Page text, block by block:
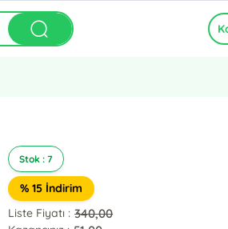
Stok : 7
% 15 İndirim
Liste Fiyatı : 340,00